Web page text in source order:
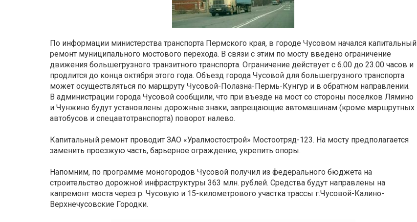
По информации министерства транспорта Пермского края, в городе Чусовом начался капитальный
ремонт муниципального мостового перехода. В связи с этим по мосту введено ограничение
движения большегрузного транзитного транспорта. Ограничение действует с 6.00 до 23.00 часов и
продлится до конца октября этого года. Объезд города Чусовой для большегрузного транспорта
может осуществляться по маршруту Чусовой-Полазна-Пермь-Кунгур и в обратном направлении.
В администрации города Чусовой сообщили, что при въезде на мост со стороны поселков Лямино
и Чунжино будут установлены дорожные знаки, запрещающие автомашинам (кроме маршрутных
автобусов и спецавтотранспорта) поворот налево.
Капитальный ремонт проводит ЗАО «Уралмостострой» Мостоотряд-123. На мосту предполагается
заменить проезжую часть, барьерное ограждение, укрепить опоры.
Напомним, по программе моногородов Чусовой получил из федерального бюджета на
строительство дорожной инфраструктуры 363 млн. рублей. Средства будут направлены на
капремонт моста через р. Чусовую и 15-километрового участка трассы г.Чусовой-Калино-
Верхнечусовские Городки.